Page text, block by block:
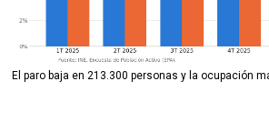
El paro baja en 213.300 personas y la ocupación